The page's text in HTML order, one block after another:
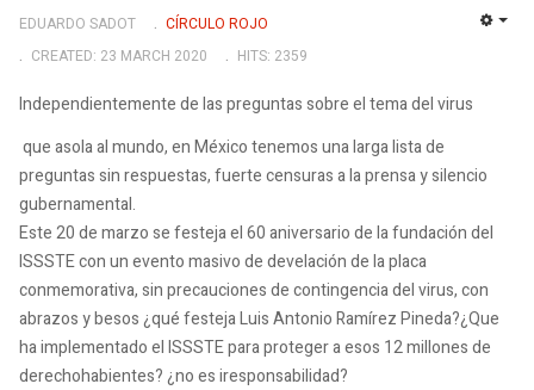
EDUARDO SADOT
CÍRCULO ROJO
CREATED: 23 MARCH 2020
HITS: 2359
Independientemente de las preguntas sobre el tema del virus
que asola al mundo, en México tenemos una larga lista de
preguntas sin respuestas, fuerte censuras a la prensa y silencio
gubernamental.
Este 20 de marzo se festeja el 60 aniversario de la fundación del
ISSSTE con un evento masivo de develación de la placa
conmemorativa, sin precauciones de contingencia del virus, con
abrazos y besos ¿qué festeja Luis Antonio Ramírez Pineda?¿Que
ha implementado el ISSSTE para proteger a esos 12 millones de
derechohabientes? ¿no es iresponsabilidad?